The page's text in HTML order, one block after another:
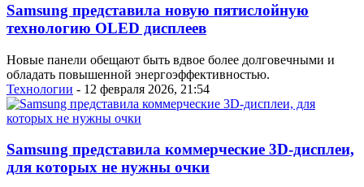
Samsung представила новую пятислойную
технологию OLED дисплеев
Новые панели обещают быть вдвое более долговечными и
обладать повышенной энергоэффективностью.
Технологии - 12 февраля 2026, 21:54
Samsung представила коммерческие 3D-дисплеи,
для которых не нужны очки